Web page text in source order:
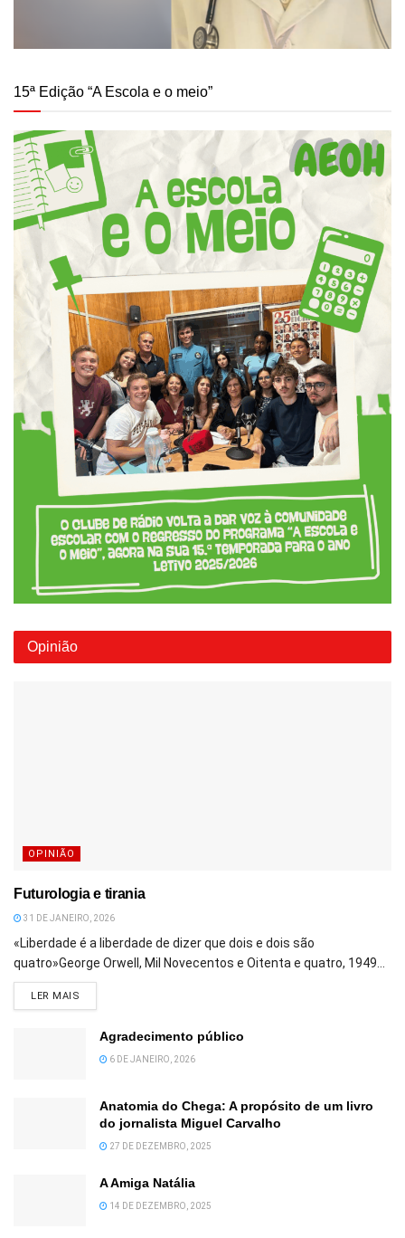
15ª Edição “A Escola e o meio”
Opinião
OPINIÃO
Futurologia e tirania
31 DE JANEIRO, 2026
«Liberdade é a liberdade de dizer que dois e dois são
quatro»George Orwell, Mil Novecentos e Oitenta e quatro, 1949...
LER MAIS
Agradecimento público
6 DE JANEIRO, 2026
Anatomia do Chega: A propósito de um livro
do jornalista Miguel Carvalho
27 DE DEZEMBRO, 2025
A Amiga Natália
14 DE DEZEMBRO, 2025